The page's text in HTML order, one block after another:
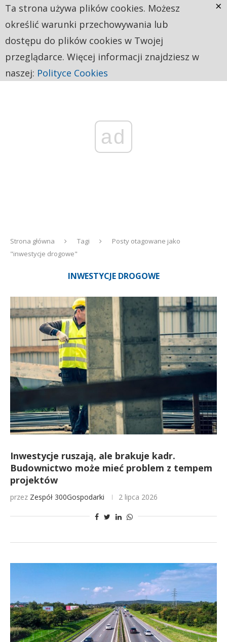
ad
Strona główna Tagi
Posty otagowane jako
"inwestycje drogowe"
INWESTYCJE DROGOWE
Inwestycje ruszają, ale brakuje kadr.
Budownictwo może mieć problem z tempem
projektów
przez Zespół 300Gospodarki 2 lipca 2026
Ta strona używa plików cookies. Możesz
określić warunki przechowywania lub
dostępu do plików cookies w Twojej
przeglądarce. Więcej informacji znajdziesz w
naszej: Polityce Cookies
×